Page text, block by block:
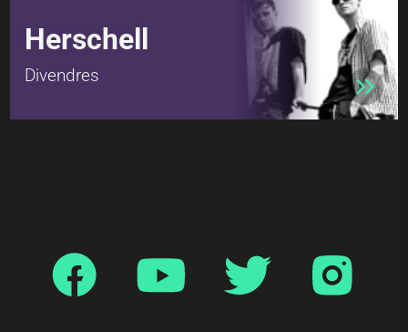
Herschell
Divendres